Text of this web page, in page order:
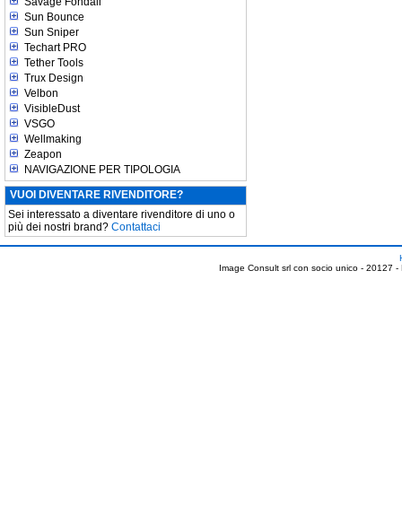
Sun Bounce
Sun Sniper
Techart PRO
Tether Tools
Trux Design
Velbon
VisibleDust
VSGO
Wellmaking
Zeapon
NAVIGAZIONE PER TIPOLOGIA
VUOI DIVENTARE RIVENDITORE?
Sei interessato a diventare rivenditore di uno o
più dei nostri brand? Contattaci
Image Consult srl con socio unico - 20127